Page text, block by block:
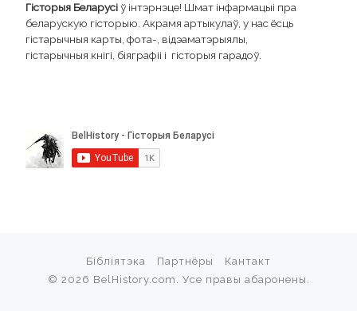
Гісторыя Беларусіў інтэрнэце! Шмат інфармацыі пра
беларускую гісторыю. Акрамя артыкулаў, у нас ёсць
гістарычныя карты, фота-, відэаматэрыялы,
гістарычныя кнігі, біяграфіі і гісторыя гарадоў.
Бібліятэка Партнёры
Кантакт
© 2026 BelHistory.com . Усе правы абаронены.